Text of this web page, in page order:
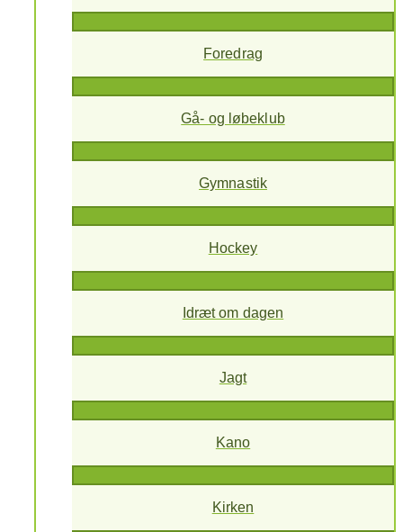
Foredrag
Gå- og løbeklub
Gymnastik
Hockey
Idræt om dagen
Jagt
Kano
Kirken